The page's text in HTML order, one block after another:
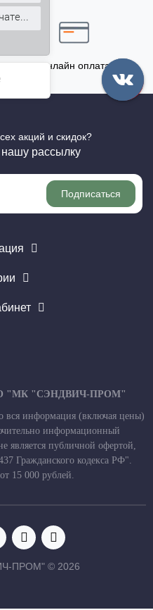
Онлайн оплата
акций и скидок?
рассылку
Подписаться
"МК "СЭНДВИЧ-ПРОМ"
информация (включая цены)
информационный
является публичной офертой,
Гражданского кодекса РФ".
15 000 рублей.
ПРОМ" © 2026